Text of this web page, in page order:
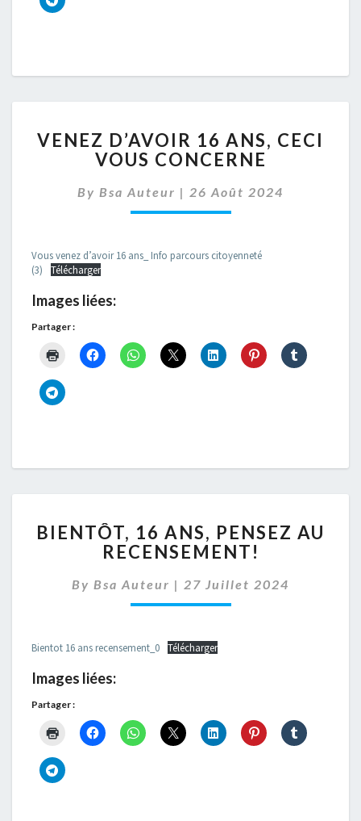
D’AVOIR
16
CECI
VOUS
VENEZ D’AVOIR 16 ANS, CECI
VOUS CONCERNE
By Bsa Auteur | 26 Août 2024
Vous venez d’avoir 16 ans_ Info parcours citoyenneté
(3)
Télécharger
Images liées:
Partager :
16
ANS,
AU
RECENSEMENT!
BIENTÔT, 16 ANS, PENSEZ AU
RECENSEMENT!
By Bsa Auteur | 27 Juillet 2024
Bientot 16 ans recensement_0 Télécharger
Images liées:
Partager :